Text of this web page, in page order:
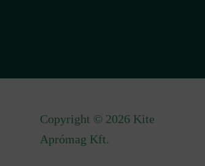
Copyright © 2026 Kite
Aprómag Kft.